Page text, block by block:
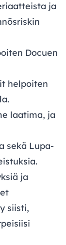
ja
Docuen
helpoiten
laatima, ja
sekä Lupa-
ja
siisti,